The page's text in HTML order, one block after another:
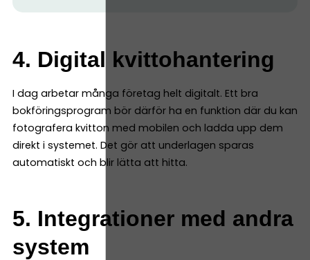
4. Digital kvittohantering
I dag arbetar många företag helt digitalt. Ett bra
bokföringsprogram bör därför ha en funktion där du kan
fotografera kvitton med mobilen och ladda upp dem
direkt i systemet. Det gör att underlagen sparas
automatiskt och blir lätta att hitta.
5. Integrationer med andra
system